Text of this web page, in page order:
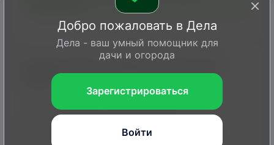
Когда можно увидеть болотную
сову
Птица в разных регионах может
относиться как к перелетным, так и к
кочующим. В теплые зимы единичные
Добро пожаловать в Дела
Дела - ваш умный помощник для
дачи и огорода
Зарегистрироваться
Войти